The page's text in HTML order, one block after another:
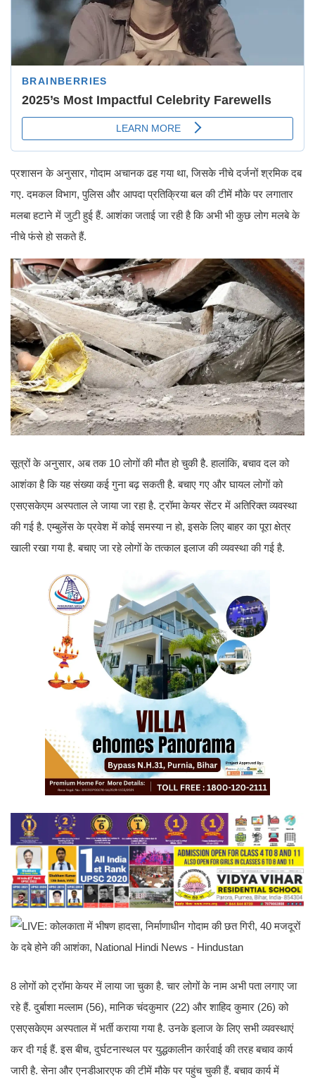
प्रशासन के अनुसार, गोदाम अचानक ढह गया था, जिसके नीचे दर्जनों श्रमिक दब
गए. दमकल विभाग, पुलिस और आपदा प्रतिक्रिया बल की टीमें मौके पर लगातार
मलबा हटाने में जुटी हुई हैं. आशंका जताई जा रही है कि अभी भी कुछ लोग मलबे के
नीचे फंसे हो सकते हैं.
सूत्रों के अनुसार, अब तक 10 लोगों की मौत हो चुकी है. हालांकि, बचाव दल को
आशंका है कि यह संख्या कई गुना बढ़ सकती है. बचाए गए और घायल लोगों को
एसएसकेएम अस्पताल ले जाया जा रहा है. ट्रॉमा केयर सेंटर में अतिरिक्त व्यवस्था
की गई है. एम्बुलेंस के प्रवेश में कोई समस्या न हो, इसके लिए बाहर का पूरा क्षेत्र
खाली रखा गया है. बचाए जा रहे लोगों के तत्काल इलाज की व्यवस्था की गई है.
8 लोगों को ट्रॉमा केयर में लाया जा चुका है. चार लोगों के नाम अभी पता लगाए जा
रहे हैं. दुर्बाशा मल्लाम (56), मानिक चंदकुमार (22) और शाहिद कुमार (26) को
एसएसकेएम अस्पताल में भर्ती कराया गया है. उनके इलाज के लिए सभी व्यवस्थाएं
कर दी गई हैं. इस बीच, दुर्घटनास्थल पर युद्धकालीन कार्रवाई की तरह बचाव कार्य
जारी है. सेना और एनडीआरएफ की टीमें मौके पर पहुंच चुकी हैं. बचाव कार्य में